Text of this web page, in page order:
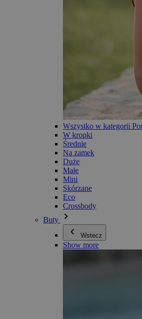
Wszystko w kategorii
W kropki
Średnie
Na zamek
Duże
Małe
Mini
Skórzane
Eco
Crossbody
Buty
Wstecz
Show more